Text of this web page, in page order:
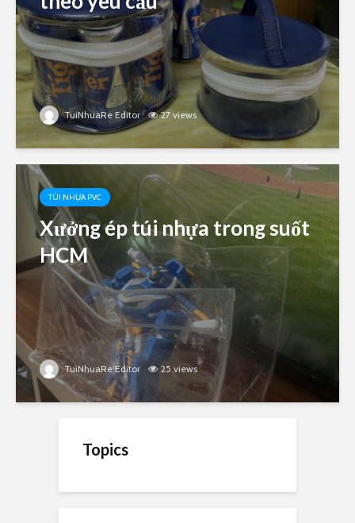
TuiNhuaRe Editor 27 views
TÚI NHỰA PVC
Xưởng ép túi nhựa trong suốt
HCM
TuiNhuaRe Editor 25 views
Topics